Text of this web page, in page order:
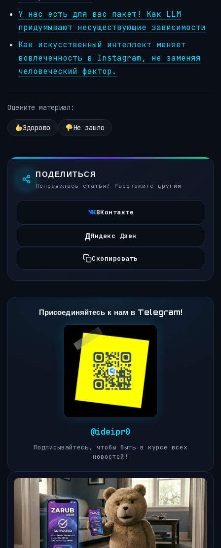
У нас есть для вас пакет! Как LLM
придумывают несуществующие зависимости
Как искусственный интеллект меняет
вовлеченность в Instagram, не заменяя
человеческий фактор.
Оцените материал:
Здорово Не зашло
ПОДЕЛИТЬСЯ
Понравилась статья? Расскажите другим
ВКонтакте
ДЯндекс Дзен
Скопировать
Присоединяйтесь к нам в Telegram!
@ideipr0
Подписывайтесь, чтобы быть в курсе всех
новостей!